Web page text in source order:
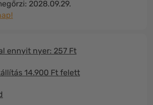
2028.09.29.
ennyit nyer: 257 Ft
14.900 Ft felett